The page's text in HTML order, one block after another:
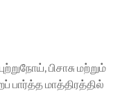
பிசாசு மற்றும்
மாத்திரத்தில்